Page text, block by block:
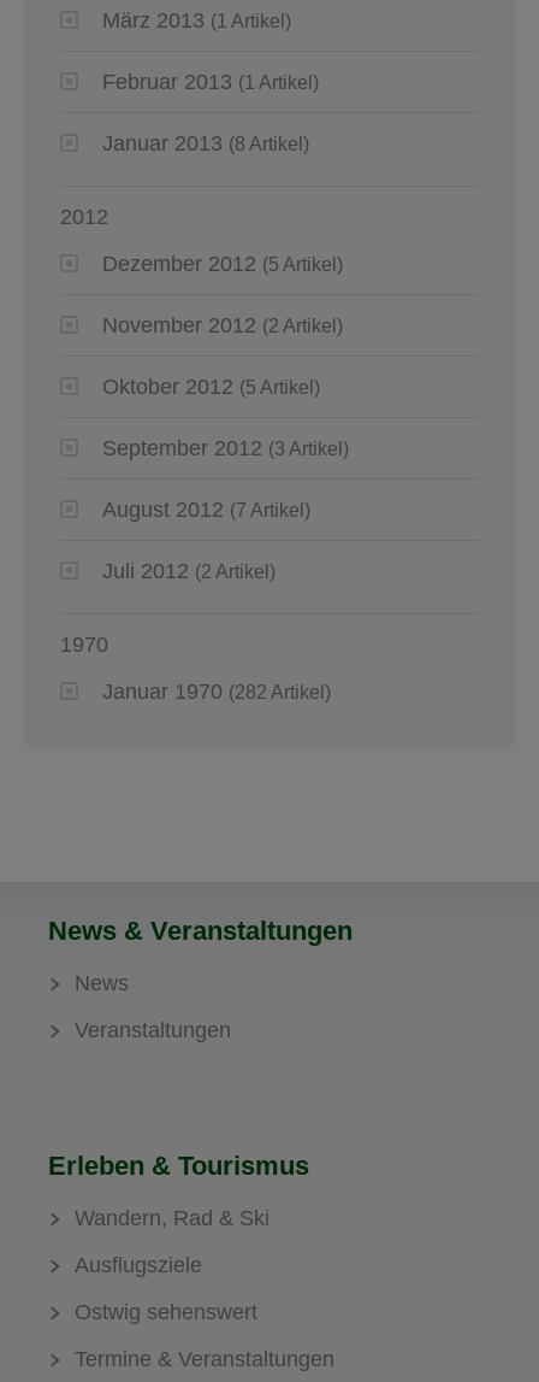
März 2013 (1 Artikel)
Februar 2013 (1 Artikel)
Januar 2013 (8 Artikel)
2012
Dezember 2012 (5 Artikel)
November 2012 (2 Artikel)
Oktober 2012 (5 Artikel)
September 2012 (3 Artikel)
August 2012 (7 Artikel)
Juli 2012 (2 Artikel)
1970
Januar 1970 (282 Artikel)
News & Veranstaltungen
News
Veranstaltungen
Erleben & Tourismus
Wandern, Rad & Ski
Ausflugsziele
Ostwig sehenswert
Termine & Veranstaltungen